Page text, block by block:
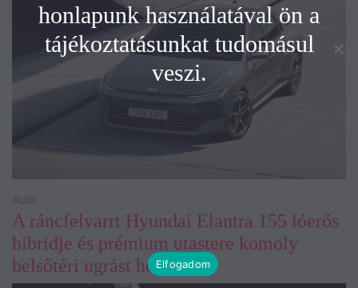
A ráncfelvarrt Hyundai Elantra 155 lóerős
hibridje és prémium utastere komoly
belsőtéri ugrást hoz
Autó
honlapunk használatával ön a
tájékoztatásunkat tudomásul
veszi.
Elfogadom